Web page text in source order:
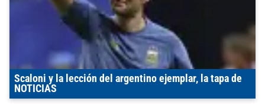
Scaloni y la lección del argentino ejemplar, la tapa de
NOTICIAS